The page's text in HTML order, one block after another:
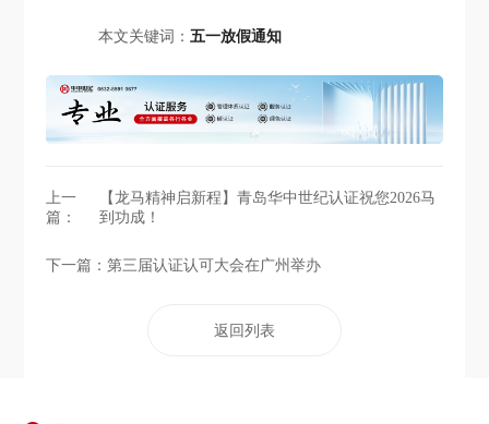
本文关键词： 五一放假通知
上一
篇：
【龙马精神启新程】青岛华中世纪认证祝您2026马
到功成！
下一篇：第三届认证认可大会在广州举办
返回列表